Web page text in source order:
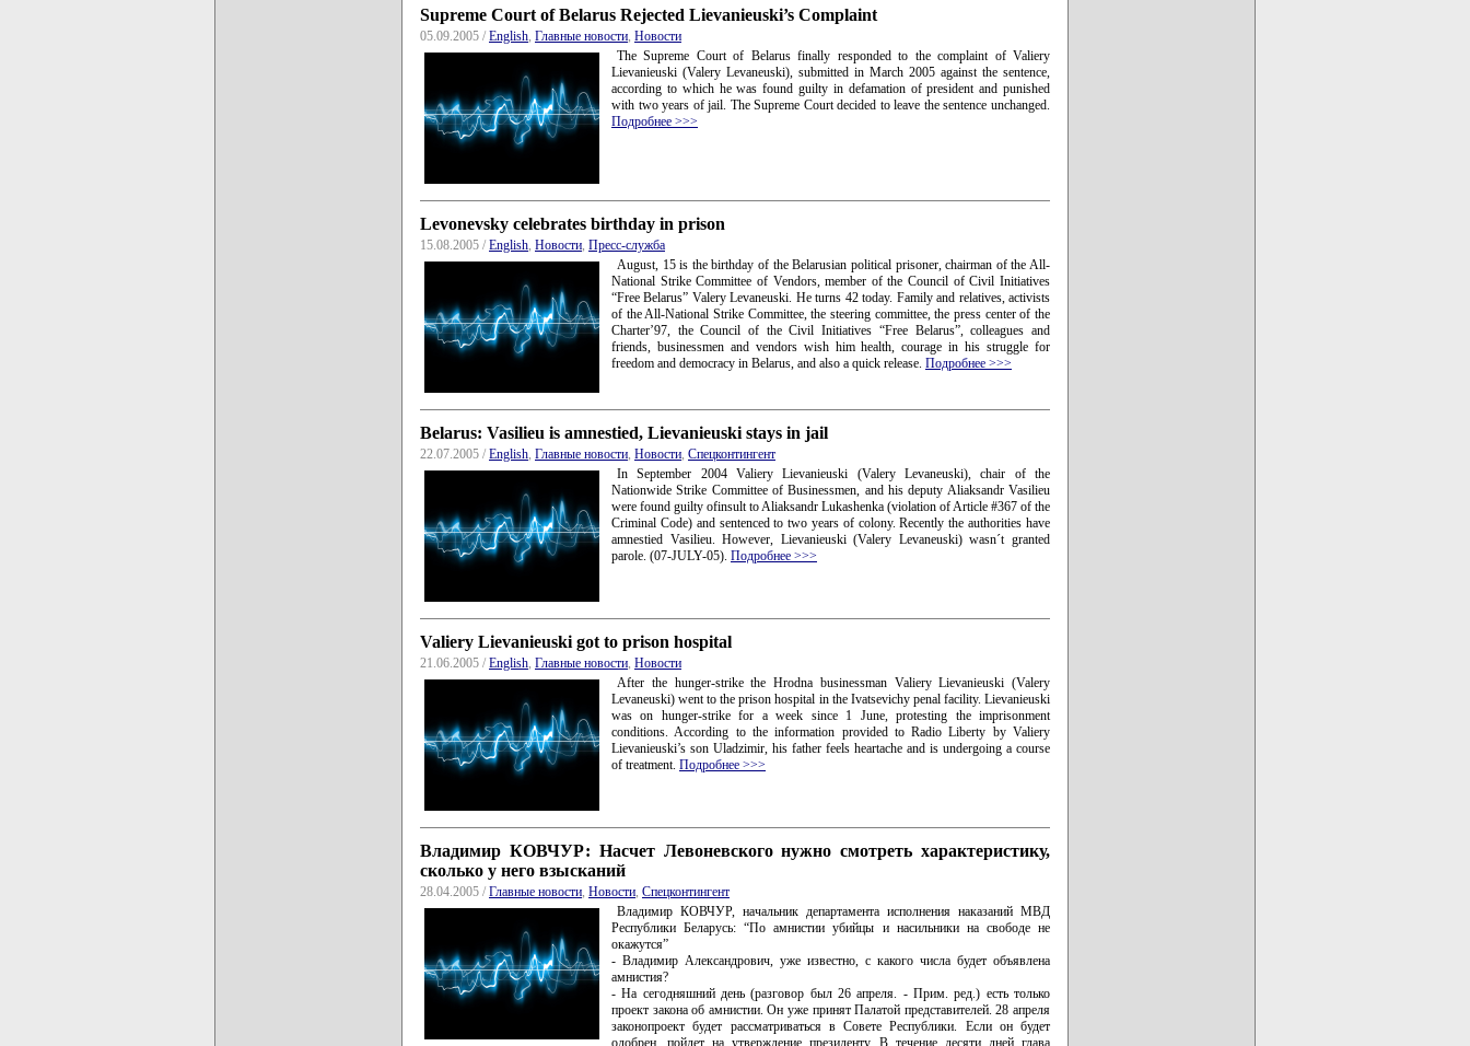
Supreme Court of Belarus Rejected Lievanieuski’s Complaint
05.09.2005 / English Главные новости Новости
The Supreme Court of Belarus finally responded to the complaint of Valiery
Lievanieuski (Valery Levaneuski), submitted in March 2005 against the sentence,
according to which he was found guilty in defamation of president and punished
with two years of jail. The Supreme Court decided to leave the sentence unchanged.
Подробнее >>>
Levonevsky celebrates birthday in prison
15.08.2005 / English Новости Пресс-служба
August, 15 is the birthday of the Belarusian political prisoner, chairman of the All-
National Strike Committee of Vendors, member of the Council of Civil Initiatives
“Free Belarus” Valery Levaneuski. He turns 42 today. Family and relatives, activists
of the All-National Strike Committee, the steering committee, the press center of the
Charter’97, the Council of the Civil Initiatives “Free Belarus”, colleagues and
friends, businessmen and vendors wish him health, courage in his struggle for
freedom and democracy in Belarus, and also a quick release. Подробнее >>>
Belarus: Vasilieu is amnestied, Lievanieuski stays in jail
22.07.2005 / English Главные новости Новости Спецконтингент
In September 2004 Valiery Lievanieuski (Valery Levaneuski), chair of the
Nationwide Strike Committee of Businessmen, and his deputy Aliaksandr Vasilieu
were found guilty ofinsult to Aliaksandr Lukashenka (violation of Article #367 of the
Criminal Code) and sentenced to two years of colony. Recently the authorities have
amnestied Vasilieu. However, Lievanieuski (Valery Levaneuski) wasn´t granted
parole. (07-JULY-05). Подробнее >>>
Valiery Lievanieuski got to prison hospital
21.06.2005 / English Главные новости Новости
After the hunger-strike the Hrodna businessman Valiery Lievanieuski (Valery
Levaneuski) went to the prison hospital in the Ivatsevichy penal facility. Lievanieuski
was on hunger-strike for a week since 1 June, protesting the imprisonment
conditions. According to the information provided to Radio Liberty by Valiery
Lievanieuski’s son Uladzimir, his father feels heartache and is undergoing a course
of treatment. Подробнее >>>
Владимир КОВЧУР: Насчет Левоневского нужно смотреть характеристику,
сколько у него взысканий
28.04.2005 / Главные новости Новости Спецконтингент
Владимир КОВЧУР, начальник департамента исполнения наказаний МВД
Республики Беларусь: “По амнистии убийцы и насильники на свободе не
окажутся”
- Владимир Александрович, уже известно, с какого числа будет объявлена
амнистия?
- На сегодняшний день (разговор был 26 апреля. - Прим. ред.) есть только
проект закона об амнистии. Он уже принят Палатой представителей. 28 апреля
законопроект будет рассматриваться в Совете Республики. Если он будет
одобрен, пойдет на утверждение президенту. В течение десяти дней глава